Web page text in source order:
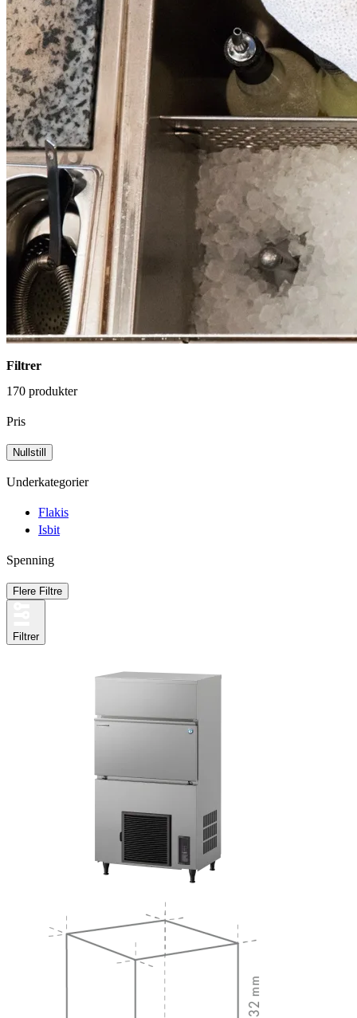
Filtrer
170 produkter
Pris
Underkategorier
Flakis
Isbit
Spenning
Flere Filtre
Filtrer